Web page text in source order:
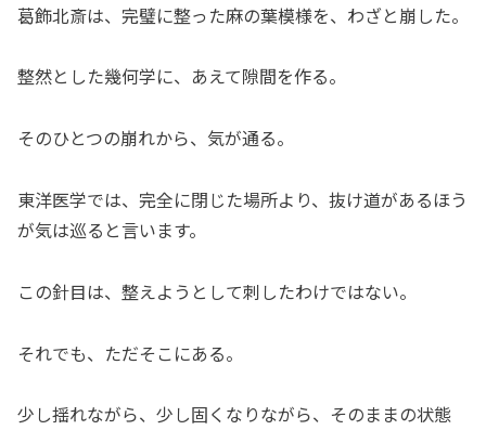
葛飾北斎は、完璧に整った麻の葉模様を、わざと崩した。
整然とした幾何学に、あえて隙間を作る。
そのひとつの崩れから、気が通る。
東洋医学では、完全に閉じた場所より、抜け道があるほう
が気は巡ると言います。
この針目は、整えようとして刺したわけではない。
それでも、ただそこにある。
少し揺れながら、少し固くなりながら、そのままの状態